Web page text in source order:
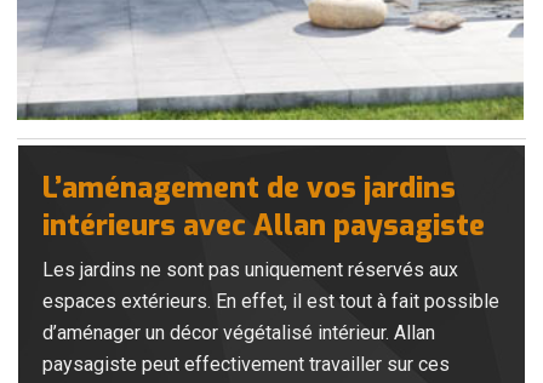
L’aménagement de vos jardins
intérieurs avec Allan paysagiste
Les jardins ne sont pas uniquement réservés aux
espaces extérieurs. En effet, il est tout à fait possible
d’aménager un décor végétalisé intérieur. Allan
paysagiste peut effectivement travailler sur ces